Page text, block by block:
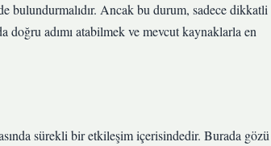
bulundurmalıdır. Ancak bu durum, sadece dikkatli
doğru adımı atabilmek ve mevcut kaynaklarla en
sürekli bir etkileşim içerisindedir. Burada gözü